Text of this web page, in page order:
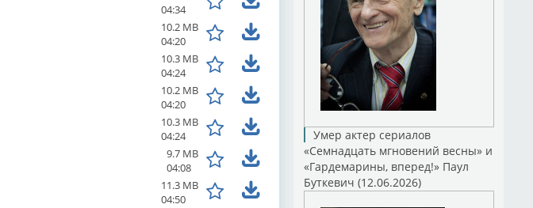
04:34
10.2 MB
04:20
10.3 MB
04:24
10.2 MB
04:20
10.3 MB
04:24
9.7 MB
04:08
11.3 MB
04:50
Умер актер сериалов
«Семнадцать мгновений весны» и
«Гардемарины, вперед!» Паул
Буткевич (12.06.2026)